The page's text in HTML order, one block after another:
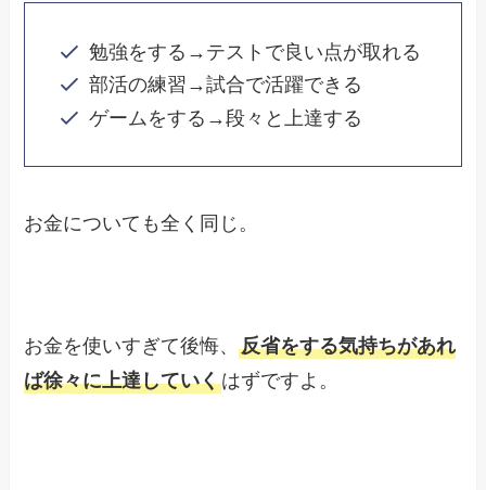
勉強をする→テストで良い点が取れる
部活の練習→試合で活躍できる
ゲームをする→段々と上達する
お金についても全く同じ。
お金を使いすぎて後悔、反省をする気持ちがあれ
ば徐々に上達していくはずですよ。